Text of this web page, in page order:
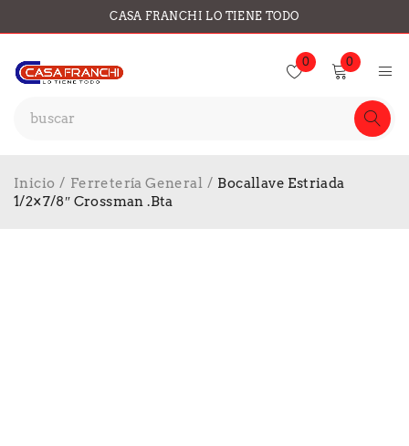
CASA FRANCHI LO TIENE TODO
0 0
Inicio / Ferretería General / Bocallave Estriada
1/2×7/8″ Crossman .Bta